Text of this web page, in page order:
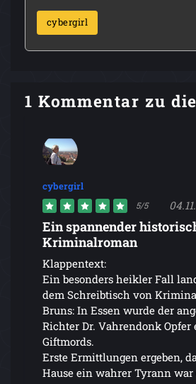
cybergirl
1 Kommentar zu
cybergirl
5/5
Ein spannender
Kriminalroman
Klappentext:
Ein besonders heikler Fall
dem Schreibtisch von
Bruns: In Essen wurde der
Richter Dr. Vahrendonk Opfer
Giftmords.
Erste Ermittlungen ergeben,
Hause ein wahrer Tyrann